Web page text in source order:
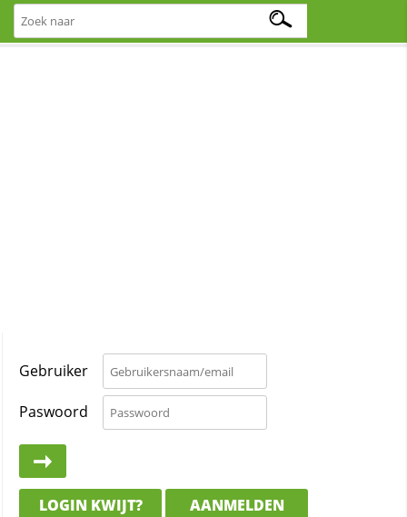
Gebruiker
Paswoord
LOGIN KWIJT? AANMELDEN